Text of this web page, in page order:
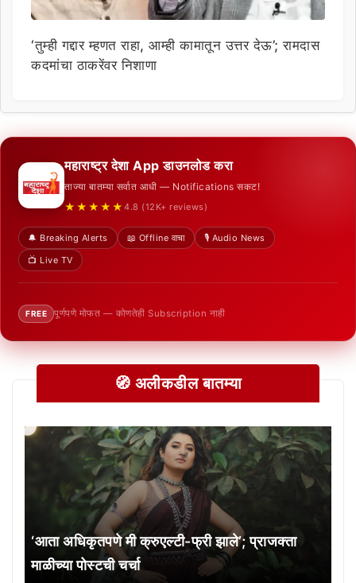
‘तुम्ही गद्दार म्हणत राहा, आम्ही कामातून उत्तर देऊ’; रामदास
कदमांचा ठाकरेंवर निशाणा
महाराष्ट्र देशा App डाउनलोड करा
ताज्या बातम्या सर्वात आधी — Notifications सकट!
★★★★★ 4.8 (12K+ reviews)
🔔 Breaking Alerts 📖 Offline वाचा
🎙️ Audio News
📺 Live TV
FREE पूर्णपणे मोफत — कोणतेही Subscription नाही
🧭 अलीकडील बातम्या
‘आता अधिकृतपणे मी क्रुएल्टी-फ्री झाले’; प्राजक्ता
माळीच्या पोस्टची चर्चा